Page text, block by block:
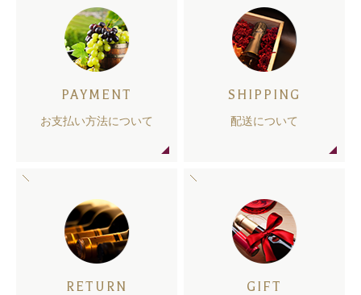
PAYMENT
お支払い方法について
SHIPPING
配送について
RETURN GIFT